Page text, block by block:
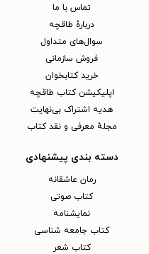
تماس با ما
دربارهٔ طاقچه
سوال‌های متداول
فروش سازمانی
خرید کتابخوان
اپلیکیشن کتاب طاقچه
هدیه اشتراک بی‌نهایت
مجلهٔ معرفی و نقد کتاب
دسته بندی پیشنهادی
رمان عاشقانه
کتاب‌ صوتی
نمایشنامه
کتاب جامعه شناسی
کتاب شعر